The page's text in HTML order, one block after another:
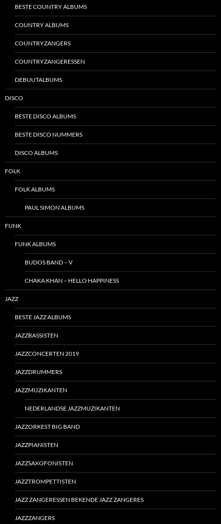
BESTE COUNTRY ALBUMS
COUNTRY ALBUMS
COUNTRYZANGERS
COUNTRYZANGERESSEN
DEBUUTALBUMS
DISCO
BESTE DISCO ALBUMS
BESTE DISCO NUMMERS
DISCO ALBUMS
FOLK
FOLK ALBUMS
PAUL SIMON ALBUMS
FUNK
FUNK ALBUMS
BUDOS BAND – V
CHAKA KHAN – HELLO HAPPINESS
JAZZ
BESTE JAZZ ALBUMS
JAZZBASSISTEN
JAZZCONCERTEN 2019
JAZZDRUMMERS
JAZZMUZIKANTEN
NEDERLANDSE JAZZMUZIKANTEN
JAZZORKEST BIG BAND
JAZZPIANISTEN
JAZZSAXOFONISTEN
JAZZTROMPETTISTEN
JAZZ ZANGERESSEN BEKENDE JAZZ ZANGERES
JAZZZANGERS